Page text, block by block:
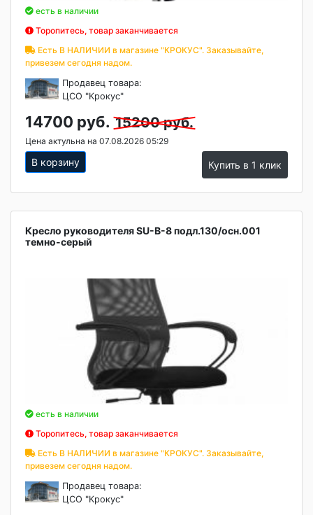
есть в наличии
Торопитесь, товар заканчивается
Есть В НАЛИЧИИ в магазине "КРОКУС". Заказывайте,
привезем сегодня надом.
Продавец товара:
ЦСО "Крокус"
14700 руб. 15200 руб.
Цена актульна на 07.08.2026 05:29
В корзину Купить в 1 клик
Кресло руководителя SU-B-8 подл.130/осн.001
темно-серый
есть в наличии
Торопитесь, товар заканчивается
Есть В НАЛИЧИИ в магазине "КРОКУС". Заказывайте,
привезем сегодня надом.
Продавец товара:
ЦСО "Крокус"